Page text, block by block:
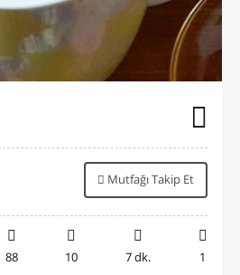
Mutfağı Takip Et
88 10 7 dk. 1